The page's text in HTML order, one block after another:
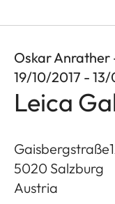
Oskar Anrather
19/10/2017 -
Leica
5020 Salzburg
Austria